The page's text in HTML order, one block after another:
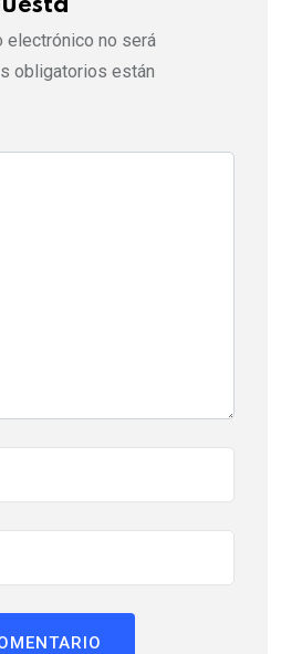
electrónico no será
obligatorios están